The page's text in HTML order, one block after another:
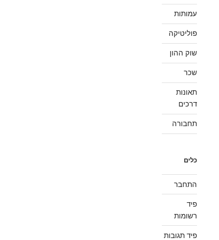
עמותות
פוליטיקה
שוק ההון
שכר
תאונות
דרכים
תחבורה
כלים
התחבר
פיד
רשומות
פיד תגובות